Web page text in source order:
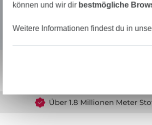
Über 1.8 Millionen Meter
können und wir dir bestmögliche
Weitere Informationen findest du in